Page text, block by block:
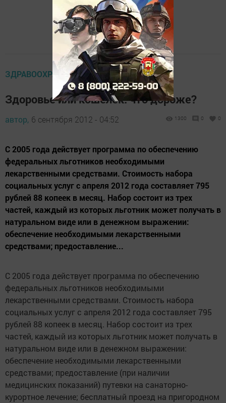
ЗДРАВООХРАНЕНИЕ
Здоровье или кошелек: что дороже?
автор, 6 сентября 2012 - 04:52 1300 0 0
С 2005 года действует программа по обеспечению
федеральных льготников необходимыми
лекарственными средствами. Стоимость набора
социальных услуг с апреля 2012 года составляет 795
рублей 88 копеек в месяц. Набор состоит из трех
частей, каждый из которых льготник может получать в
натуральном виде или в денежном выражении:
обеспечение необходимыми лекарственными
средствами; предоставление...
С 2005 года действует программа по обеспечению
федеральных льготников необходимыми
лекарственными средствами. Стоимость набора
социальных услуг с апреля 2012 года составляет 795
рублей 88 копеек в месяц. Набор состоит из трех
частей, каждый из которых льготник может получать в
натуральном виде или в денежном выражении:
обеспечение необходимыми лекарственными
средствами; предоставление (при наличии
медицинских показаний) путевки на санаторно-
курортное лечение; бесплатный проезд на пригородном